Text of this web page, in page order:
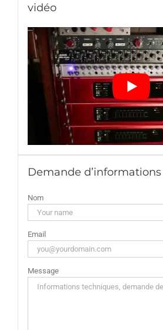
vidéo
Demande d’informations
Nom
Email
Message